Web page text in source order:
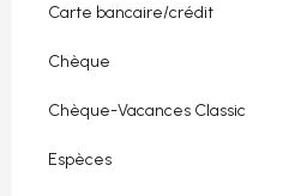
Carte bancaire/crédit
Chèque
Chèque-Vacances Classic
Espèces